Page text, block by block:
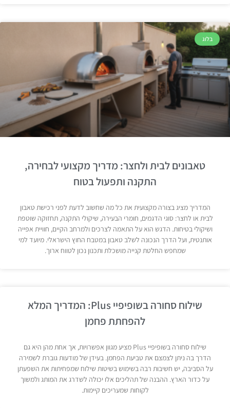
בלוג
טאבונים לבית ולחצר: מדריך מקצועי לבחירה,
התקנה ותפעול בטוח
המדריך מציג בצורה מקצועית את כל מה שחשוב לדעת לפני רכישת טאבון
לבית או לחצר: סוגי הדגמים, חומרי הבעירה, שיקולי התקנה, תחזוקה שוטפת
ושיקולי בטיחות. הדגש הוא על התאמה לצרכים ולמרחב הקיים, חוויית אפייה
אותנטית, ועל הדרך הנכונה לשלב טאבון במטבח החוץ הישראלי. מיועד למי
שמחפש החלטת קנייה מושכלת ותכנון נכון לטווח ארוך.
שילוח סחורה בשופיפיי Plus: המדריך המלא
להפחתת פחמן
שילוח סחורה בשופיפיי Plus מציע מגוון אפשרויות, אך אחת מהן היא גם
הדרך בה ניתן לצמצם את טביעת הפחמן. בעידן של מודעות גוברת לשמירה
על הסביבה, יש חשיבות רבה בשימוש בשיטות שילוח שמפחיתות את השפעתן
על כדור הארץ. ההבנה של תהליכים אלו יכולה לשדרג את המותג ולמשוך
לקוחות שמעריכים קיימות.